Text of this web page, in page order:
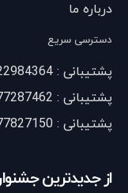
درباره ما
دسترسی سریع
پشتیبانی : 22984364-021
پشتیبانی : 77287462-021
پشتیبانی : 77827150-021
از جدیدترین